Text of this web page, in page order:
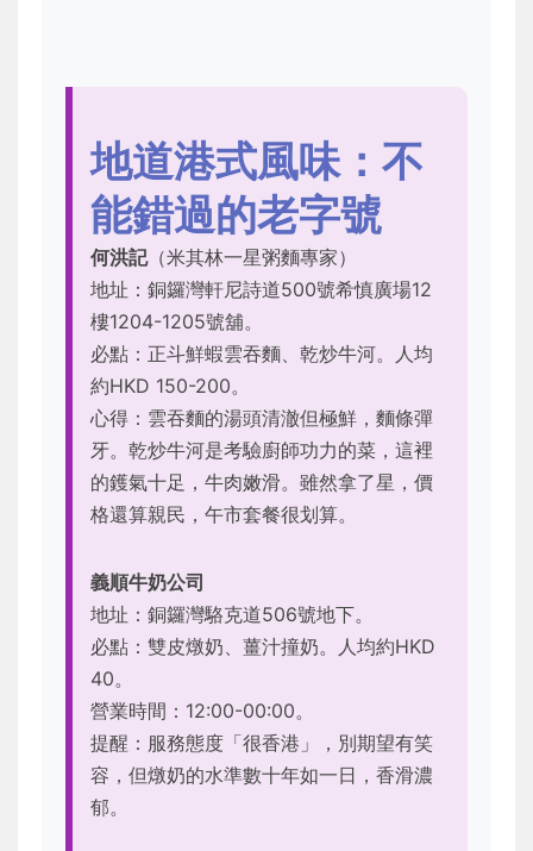
地道港式風味：不
能錯過的老字號
何洪記（米其林一星粥麵專家）
地址：銅鑼灣軒尼詩道500號希慎廣場12
樓1204-1205號舖。
必點：正斗鮮蝦雲吞麵、乾炒牛河。人均
約HKD 150-200。
心得：雲吞麵的湯頭清澈但極鮮，麵條彈
牙。乾炒牛河是考驗廚師功力的菜，這裡
的鑊氣十足，牛肉嫩滑。雖然拿了星，價
格還算親民，午市套餐很划算。
義順牛奶公司
地址：銅鑼灣駱克道506號地下。
必點：雙皮燉奶、薑汁撞奶。人均約HKD
40。
營業時間：12:00-00:00。
提醒：服務態度「很香港」，別期望有笑
容，但燉奶的水準數十年如一日，香滑濃
郁。